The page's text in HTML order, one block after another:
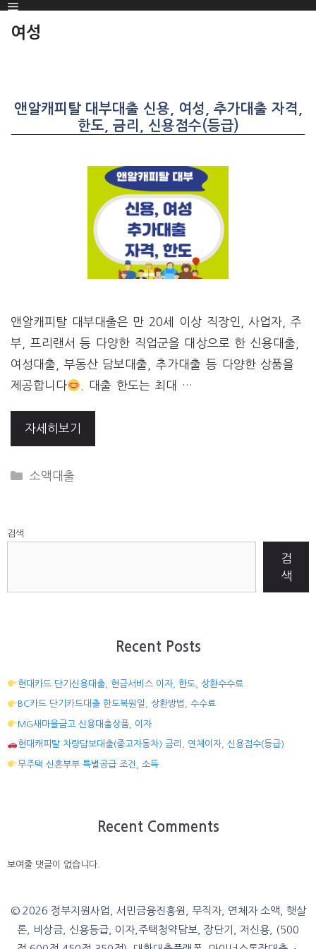
SKIP
TO
Menu
여성
앤알캐피탈 대부대출 신용, 여성, 추가대출 자격,
한도, 금리, 신용점수(등급)
앤알캐피탈 대부대출은 만 20세 이상 직장인, 사업자, 주
부, 프리랜서 등 다양한 직업군을 대상으로 한 신용대출,
여성대출, 부동산 담보대출, 추가대출 등 다양한 상품을
제공합니다
. 대출 한도는 최대 …
자세히보기
CATEGORIES
소액대출
검색
검
색
Recent Posts
현대카드 단기신용대출, 현금서비스 이자, 한도, 상환수수료
BC카드 단기카드대출 한도복원일, 상환방법, 수수료
MG새마을금고 신용대출상품, 이자
현대캐피탈 차량담보대출(중고자동차) 금리, 연체이자, 신용점수(등급)
무주택 신혼부부 특별공급 조건, 소득
Recent Comments
보여줄 댓글이 없습니다.
© 2026 정부지원사업, 서민금융진흥원, 무직자, 연체자 소액, 햇살
론, 비상금, 신용등급, 이자,주택청약담보, 장단기, 저신용, (500